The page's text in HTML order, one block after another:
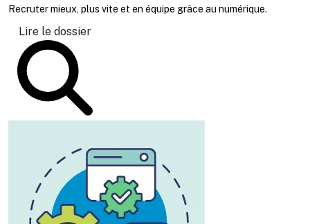
Recruter mieux, plus vite et en équipe grâce au numérique.
Lire le dossier